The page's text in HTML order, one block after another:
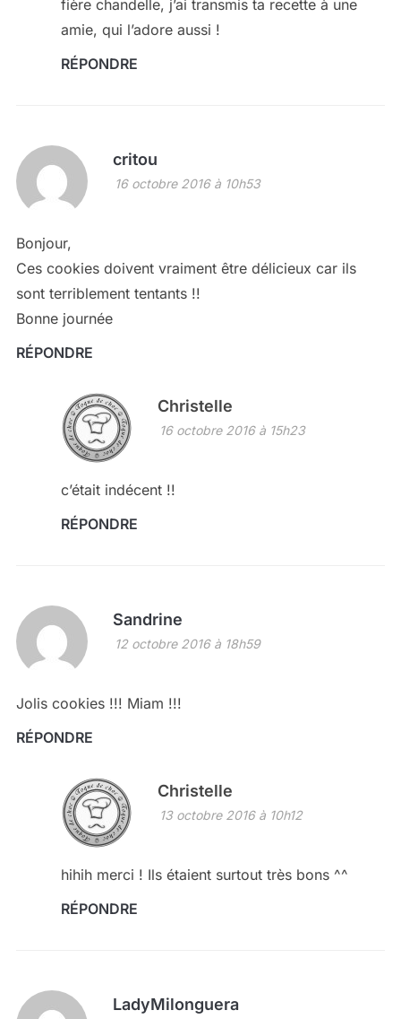
fière chandelle, j’ai transmis ta recette à une
amie, qui l’adore aussi !
RÉPONDRE
critou
16 octobre 2016 à 10h53
Bonjour,
Ces cookies doivent vraiment être délicieux car ils
sont terriblement tentants !!
Bonne journée
RÉPONDRE
Christelle
16 octobre 2016 à 15h23
c’était indécent !!
RÉPONDRE
Sandrine
12 octobre 2016 à 18h59
Jolis cookies !!! Miam !!!
RÉPONDRE
Christelle
13 octobre 2016 à 10h12
hihih merci ! Ils étaient surtout très bons ^^
RÉPONDRE
LadyMilonguera